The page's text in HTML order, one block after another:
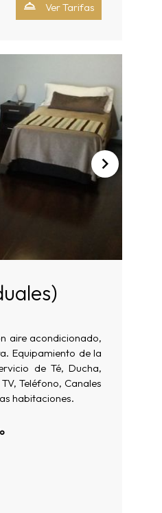
Ver Tarifas
aire acondicionado,
Equipamiento de la
de Té, Ducha,
Teléfono, Canales
habitaciones.